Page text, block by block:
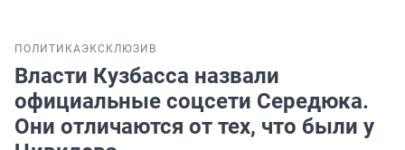
ПОЛИТИКАЭКСКЛЮЗИВ
Власти Кузбасса назвали
официальные соцсети Середюка.
Они отличаются от тех, что были у